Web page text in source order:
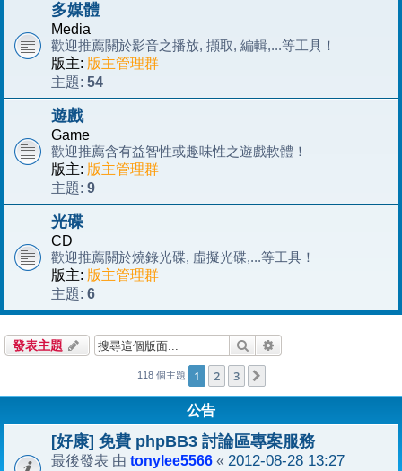
多媒體
Media
歡迎推薦關於影音之播放, 擷取, 編輯,...等工具！
版主: 版主管理群
主題: 54
遊戲
Game
歡迎推薦含有益智性或趣味性之遊戲軟體！
版主: 版主管理群
主題: 9
光碟
CD
歡迎推薦關於燒錄光碟, 虛擬光碟,...等工具！
版主: 版主管理群
主題: 6
發表主題 搜尋
118 個主題 1 2 3
公告
[好康] 免費 phpBB3 討論區專案服務
最後發表 由 tonylee5566 « 2012-08-28 13:27